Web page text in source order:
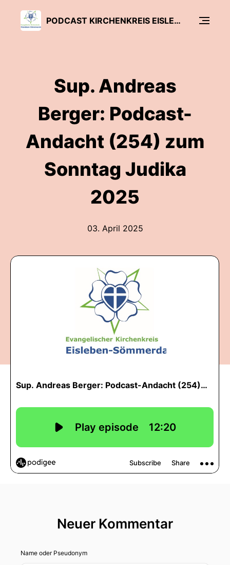
PODCAST KIRCHENKREIS EISLEBEN-SÖMMERDA
Sup. Andreas
Berger: Podcast-
Andacht (254) zum
Sonntag Judika
2025
03. April 2025
Neuer Kommentar
Name oder Pseudonym